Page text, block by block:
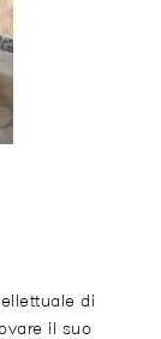
di
il suo